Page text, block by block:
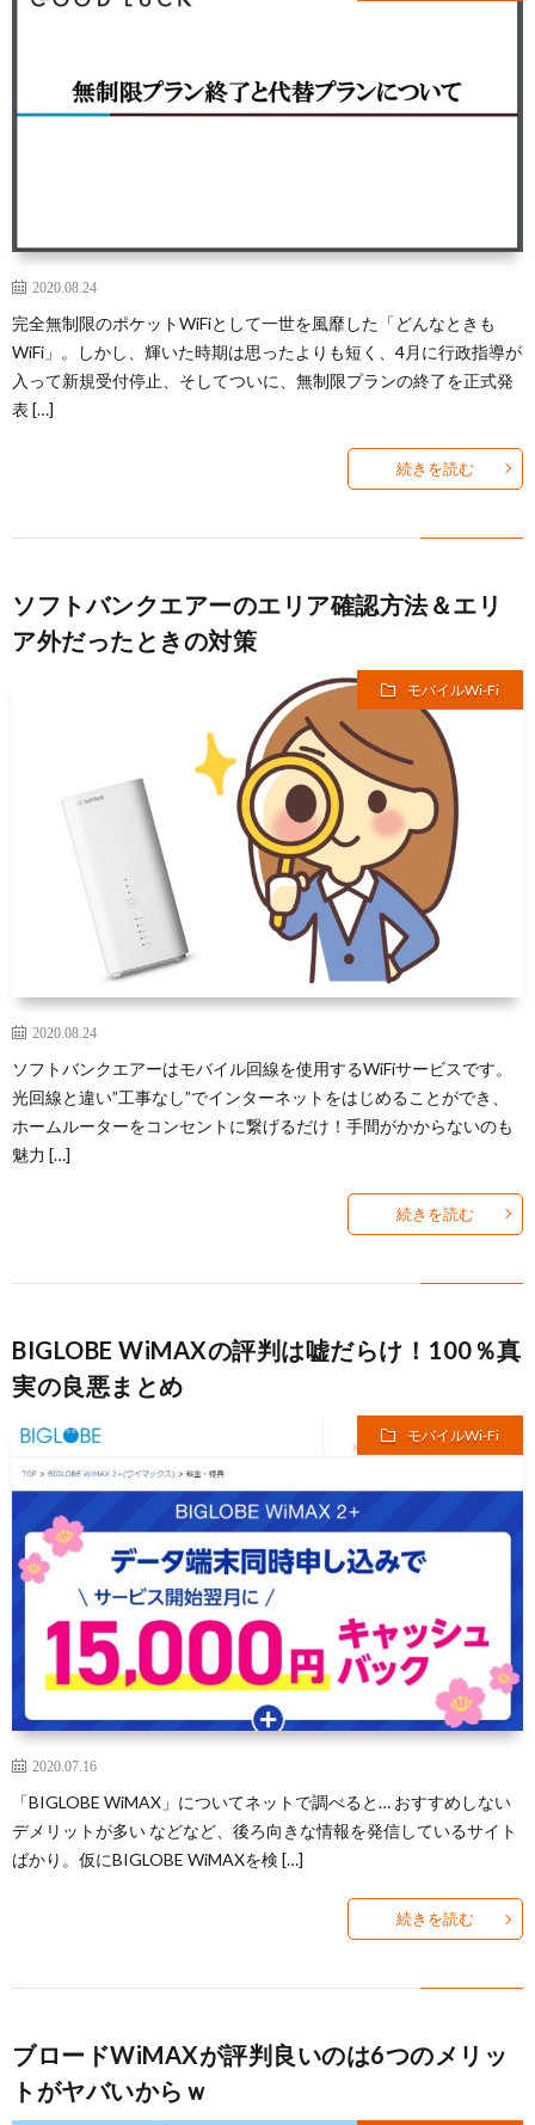
2020.08.24
完全無制限のポケットWiFiとして一世を風靡した「どんなときも
WiFi」。しかし、輝いた時期は思ったよりも短く、4月に行政指導が
入って新規受付停止、そしてついに、無制限プランの終了を正式発
表 […]
続きを読む
ソフトバンクエアーのエリア確認方法＆エリ
ア外だったときの対策
モバイルWi-Fi
2020.08.24
ソフトバンクエアーはモバイル回線を使用するWiFiサービスです。
光回線と違い”工事なし”でインターネットをはじめることができ、
ホームルーターをコンセントに繋げるだけ！手間がかからないのも
魅力 […]
続きを読む
BIGLOBE WiMAXの評判は嘘だらけ！100％真
実の良悪まとめ
モバイルWi-Fi
2020.07.16
「BIGLOBE WiMAX」についてネットで調べると… おすすめしない
デメリットが多い などなど、後ろ向きな情報を発信しているサイト
ばかり。仮にBIGLOBE WiMAXを検 […]
続きを読む
ブロードWiMAXが評判良いのは6つのメリッ
トがヤバいからｗ